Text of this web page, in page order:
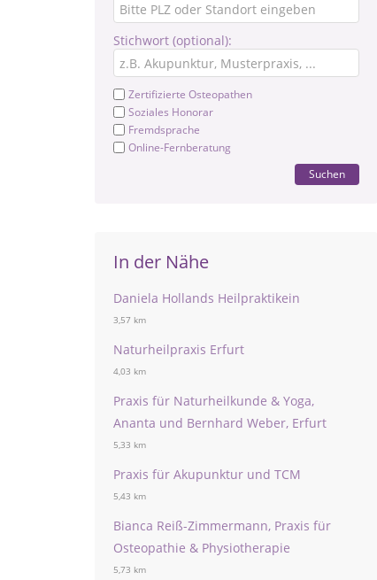
Stichwort (optional):
Zertifizierte Osteopathen
Soziales Honorar
Fremdsprache
Online-Fernberatung
Suchen
In der Nähe
Daniela Hollands Heilpraktikein
3,57 km
Naturheilpraxis Erfurt
4,03 km
Praxis für Naturheilkunde & Yoga,
Ananta und Bernhard Weber, Erfurt
5,33 km
Praxis für Akupunktur und TCM
5,43 km
Bianca Reiß-Zimmermann, Praxis für
Osteopathie & Physiotherapie
5,73 km